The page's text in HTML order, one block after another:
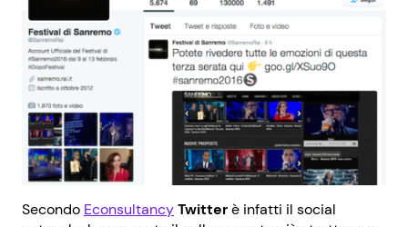
Secondo EconsultancyTwitterè infatti il social